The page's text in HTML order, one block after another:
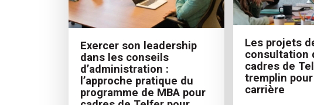
Exercer son leadership
dans les conseils
d’administration :
l’approche pratique du
programme de MBA pour
Les projets
consultation
cadres de
tremplin
carrière